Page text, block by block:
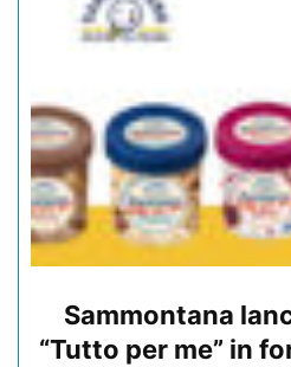
Sammontana
“Tutto per me” in